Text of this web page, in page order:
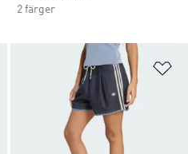
2 färger
Lägg till på önskelistan